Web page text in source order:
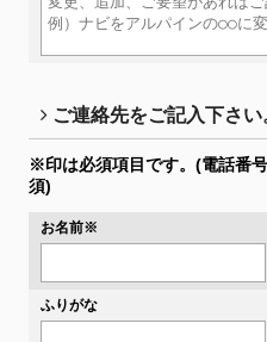
ご連絡先をご記入下さい
※印は必須項目です。 (電話番
須)
お名前※
ふりがな